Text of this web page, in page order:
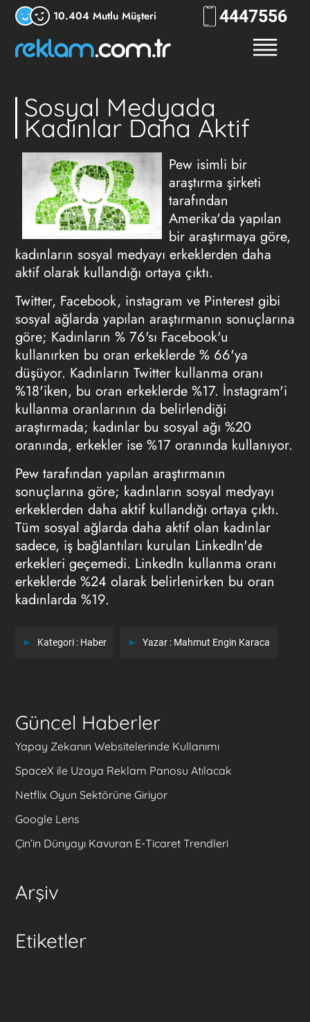
10.404 Mutlu Müşteri 4447556
Sosyal Medyada
Kadınlar Daha Aktif
Pew isimli bir
araştırma şirketi
tarafından
Amerika'da yapılan
bir araştırmaya göre,
kadınların sosyal medyayı erkeklerden daha
aktif olarak kullandığı ortaya çıktı.
Twitter, Facebook, instagram ve Pinterest gibi
sosyal ağlarda yapılan araştırmanın sonuçlarına
göre; Kadınların % 76'sı Facebook'u
kullanırken bu oran erkeklerde % 66'ya
düşüyor. Kadınların Twitter kullanma oranı
%18'iken, bu oran erkeklerde %17. İnstagram'i
kullanma oranlarının da belirlendiği
araştırmada; kadınlar bu sosyal ağı %20
oranında, erkekler ise %17 oranında kullanıyor.
Pew tarafından yapılan araştırmanın
sonuçlarına göre; kadınların sosyal medyayı
erkeklerden daha aktif kullandığı ortaya çıktı.
Tüm sosyal ağlarda daha aktif olan kadınlar
sadece, iş bağlantıları kurulan LinkedIn'de
erkekleri geçemedi. LinkedIn kullanma oranı
erkeklerde %24 olarak belirlenirken bu oran
kadınlarda %19.
Kategori : Haber Yazar : Mahmut Engin Karaca
Güncel Haberler
Yapay Zekanın Websitelerinde Kullanımı
SpaceX ile Uzaya Reklam Panosu Atılacak
Netflix Oyun Sektörüne Giriyor
Google Lens
Çin’in Dünyayı Kavuran E-Ticaret Trendleri
Arşiv
Etiketler